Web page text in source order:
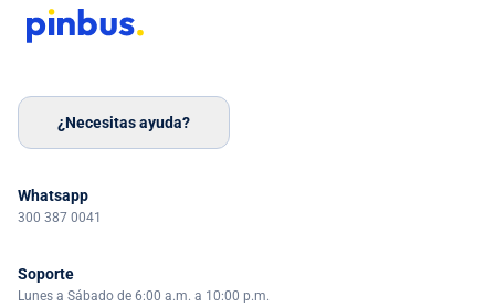
¿Necesitas ayuda?
Whatsapp
300 387 0041
Soporte
Lunes a Sábado de 6:00 a.m. a 10:00 p.m.